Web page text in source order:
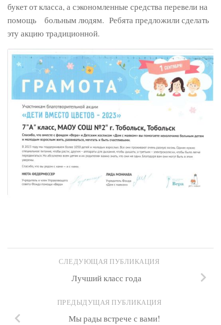
букет от класса, а сэкономленные средства перевели на
помощь больным людям. Ребята предложили сделать
эту акцию традиционной.
СЛЕДУЮЩАЯ ПУБЛИКАЦИЯ
Лучший класс года
ПРЕДЫДУЩАЯ ПУБЛИКАЦИЯ
Мы рады встрече с вами!